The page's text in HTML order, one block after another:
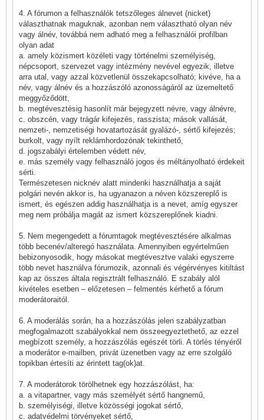
4. A fórumon a felhasználók tetszőleges álnevet (nicket)
választhatnak maguknak, azonban nem választható olyan név
vagy álnév, továbbá nem adható meg a felhasználói profilban
olyan adat
a. amely közismert közéleti vagy történelmi személyiség,
népcsoport, szervezet vagy intézmény nevével egyezik, illetve
arra utal, vagy azzal közvetlenül összekapcsolható; kivéve, ha a
név, vagy álnév és a hozzászóló azonosságáról az üzemeltető
meggyőződött,
b. megtévesztésig hasonlít már bejegyzett névre, vagy álnévre,
c. obszcén, vagy trágár kifejezés, rasszista; mások vallását,
nemzeti-, nemzetiségi hovatartozását gyalázó-, sértő kifejezés;
burkolt, vagy nyílt reklámhordozónak tekinthető,
d. jogszabályi értelemben védett név,
e. más személy vagy felhasználó jogos és méltányolható érdekeit
sérti.
Természetesen nicknév alatt mindenki használhatja a saját
polgári nevén akkor is, ha ugyanazon a néven közszereplő is
ismert, és egészen addig használhatja is a nevet, amíg egyszer
meg nem próbálja magát az ismert közszereplőnek kiadni.
5. Nem megengedett a fórumtagok megtévesztésére alkalmas
több becenév/alteregó használata. Amennyiben egyértelműen
bebizonyosodik, hogy másokat megtévesztve valaki egyszerre
több nevet használva fórumozik, azonnali és végérvényes kitiltást
kap az összes általa regisztrált felhasználó. E szabály alól
kivételes esetben – előzetesen – felmentés kérhető a fórum
moderátoraitól.
6. A moderálás során, ha a hozzászólás jelen szabályzatban
megfogalmazott szabályokkal nem összeegyeztethető, az ezzel
megbízott személy, a hozzászólás egészét törli. A törlés tényéről
a moderátor e-mailben, privát üzenetben vagy az erre szolgáló
topikban értesíti az érintett tag(ok)at.
7. A moderátorok törölhetnek egy hozzászólást, ha:
a. a vitapartner, vagy más személyét sértő hangnemű,
b. személyiségi, illetve közösségi jogokat sértő,
c. adatvédelmi törvényeket sértő,